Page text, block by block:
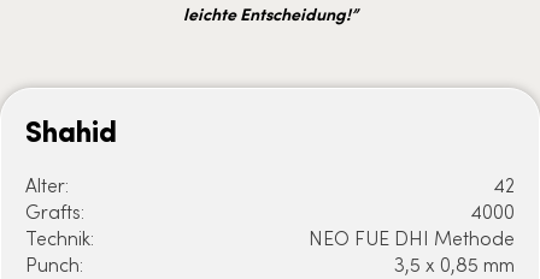
leichte Entscheidung!”
Shahid
Alter:
42
Grafts:
4000
Technik:
NEO FUE DHI Methode
Punch:
3,5 x 0,85 mm